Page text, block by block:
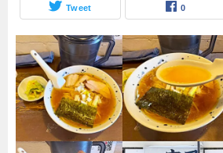
Tweet 0